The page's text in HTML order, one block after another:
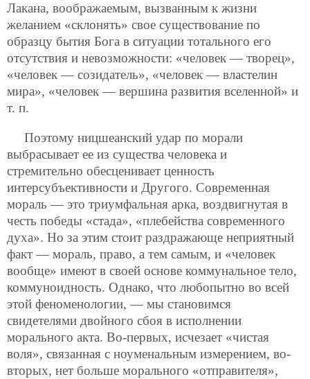
Лакана, воображаемым, вызванным к жизни
желанием «склонять» свое существование по
образцу бытия Бога в ситуации тотального его
отсутствия и невозможности: «человек — творец»,
«человек — созидатель», «человек — властелин
мира», «человек — вершина развития вселенной» и
т. п.
Поэтому ницшеанский удар по морали
выбрасывает ее из существа человека и
стремительно обесценивает ценность
интерсубъективности и Другого. Современная
мораль — это триумфальная арка, воздвигнутая в
честь победы «стада», «плебейства современного
духа». Но за этим стоит раздражающе неприятный
факт — мораль, право, а тем самым, и «человек
вообще» имеют в своей основе коммунальное тело,
коммуноидность. Однако, что любопытно во всей
этой феноменологии, — мы становимся
свидетелями двойного сбоя в исполнении
морального акта. Во-первых, исчезает «чистая
воля», связанная с ноуменальным измерением, во-
вторых, нет больше морального «отправителя»,